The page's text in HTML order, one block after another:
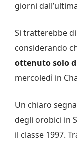
giorni
Si tratterebbe
considerando
ottenuto solo
mercoledì in
Un chiaro
degli orobici in
il classe 1997.